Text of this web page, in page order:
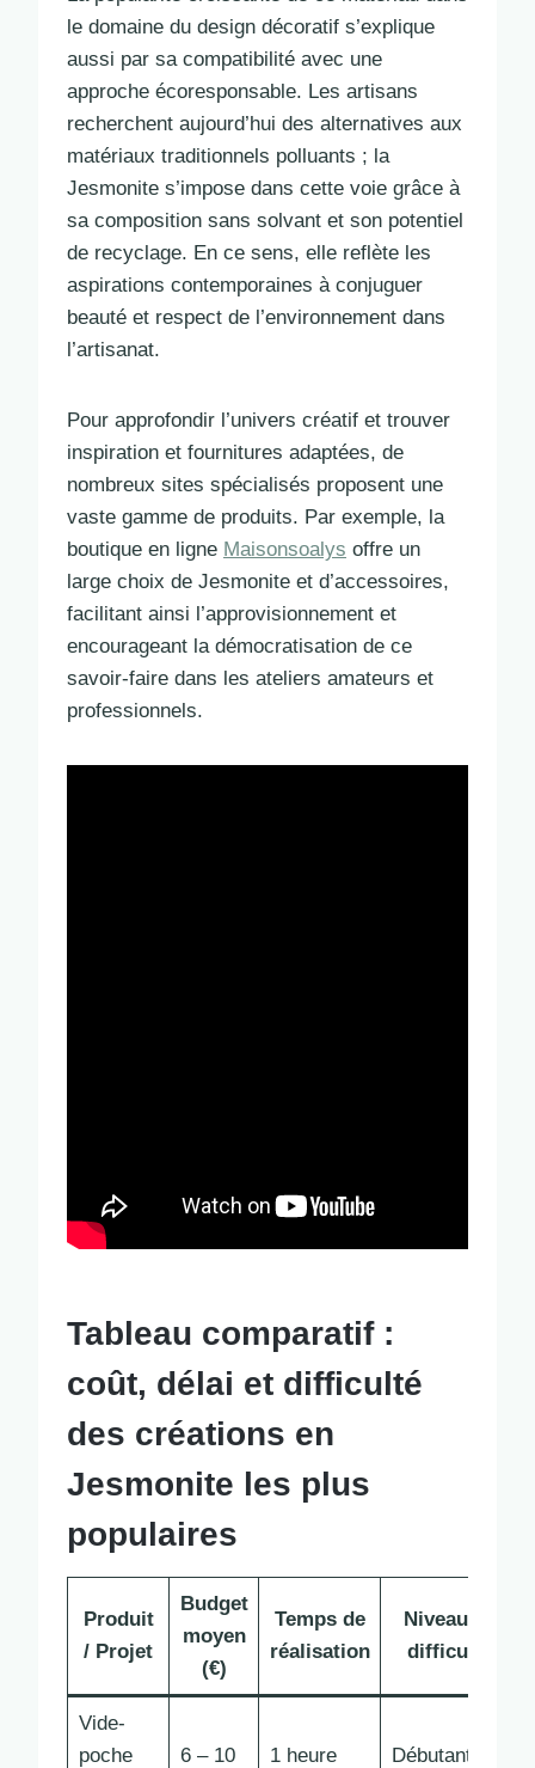
le domaine du design décoratif s’explique
aussi par sa compatibilité avec une
approche écoresponsable. Les artisans
recherchent aujourd’hui des alternatives aux
matériaux traditionnels polluants ; la
Jesmonite s’impose dans cette voie grâce à
sa composition sans solvant et son potentiel
de recyclage. En ce sens, elle reflète les
aspirations contemporaines à conjuguer
beauté et respect de l’environnement dans
l’artisanat.
Pour approfondir l’univers créatif et trouver
inspiration et fournitures adaptées, de
nombreux sites spécialisés proposent une
vaste gamme de produits. Par exemple, la
boutique en ligne Maisonsoalys offre un
large choix de Jesmonite et d’accessoires,
facilitant ainsi l’approvisionnement et
encourageant la démocratisation de ce
savoir-faire dans les ateliers amateurs et
professionnels.
Tableau comparatif :
coût, délai et difficulté
des créations en
Jesmonite les plus
populaires
Produit
/ Projet
Budget
moyen
(€)
Temps de
réalisation
Niveau de
difficulté
Vide-
poche
6 – 10 1 heure Débutant